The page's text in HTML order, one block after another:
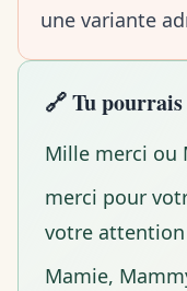
une variante
🔗 Tu
Mille merci ou
merci pour
votre attention
Mamie,